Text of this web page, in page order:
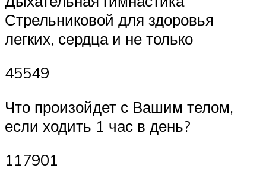
Стрельниковой для здоровья
легких, сердца и не только
45549
Что произойдет с Вашим телом,
если ходить 1 час в день?
117901